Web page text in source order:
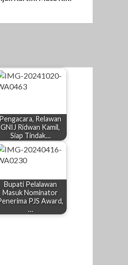
Pengacara, Relawan
GNIJ Ridwan Kamil,
Siap Tindak…
Bupati Pelalawan
Masuk Nominator
PJS Award,
…